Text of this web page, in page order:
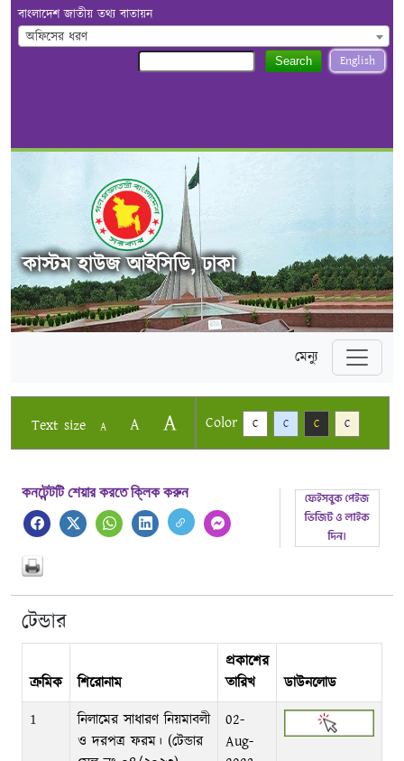
বাংলাদেশ জাতীয় তথ্য বাতায়ন
অফিসের ধরণ
English
Search
কাস্টম হাউজ আইসিডি, ঢাকা
মেন্যু
Text size A A A Color C C C C
কনটেন্টটি শেয়ার করতে ক্লিক করুন
টেন্ডার
ক্রমিক শিরোনাম
প্রকাশের
তারিখ
ডাউনলোড
1
নিলামের সাধারণ নিয়মাবলী
ও দরপত্র ফরম। (টেন্ডার
02-
Aug-